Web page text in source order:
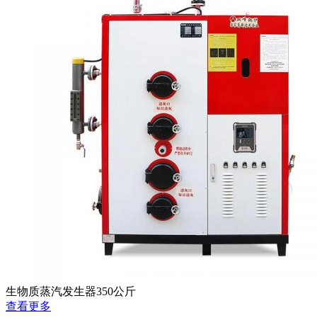
生物质蒸汽发生器350公斤
查看更多